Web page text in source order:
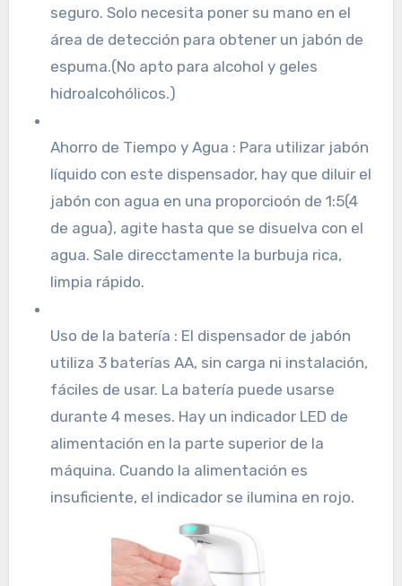
seguro. Solo necesita poner su mano en el
área de detección para obtener un jabón de
espuma.(No apto para alcohol y geles
hidroalcohólicos.)
Ahorro de Tiempo y Agua : Para utilizar jabón
líquido con este dispensador, hay que diluir el
jabón con agua en una proporcioón de 1:5(4
de agua), agite hasta que se disuelva con el
agua. Sale direcctamente la burbuja rica,
limpia rápido.
Uso de la batería : El dispensador de jabón
utiliza 3 baterías AA, sin carga ni instalación,
fáciles de usar. La batería puede usarse
durante 4 meses. Hay un indicador LED de
alimentación en la parte superior de la
máquina. Cuando la alimentación es
insuficiente, el indicador se ilumina en rojo.